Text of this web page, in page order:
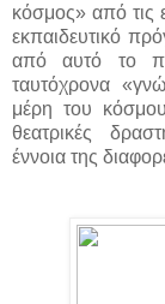
κόσμος» από τις
εκπαιδευτικό
από αυτό το
ταυτόχρονα
μέρη του
θεατρικές
έννοια της